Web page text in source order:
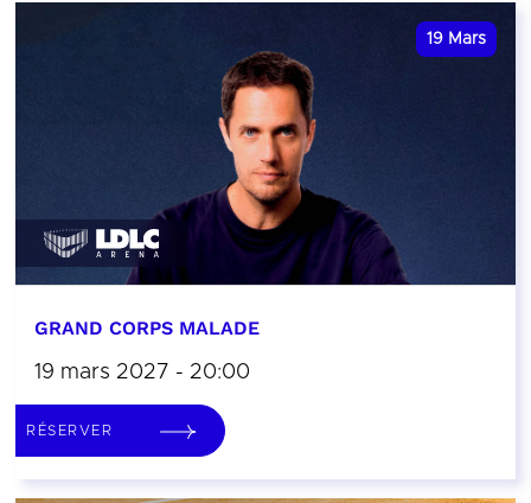
19 Mars
GRAND CORPS MALADE
19 mars 2027 - 20:00
RÉSERVER